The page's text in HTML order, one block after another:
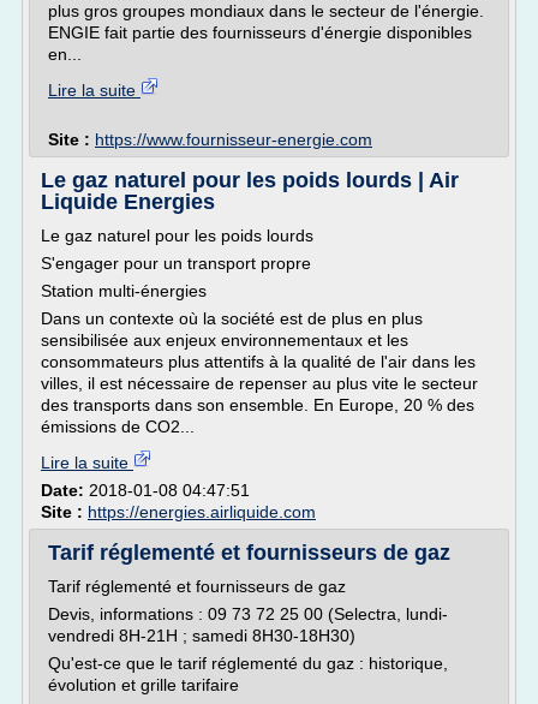
plus gros groupes mondiaux dans le secteur de l'énergie.
ENGIE fait partie des fournisseurs d'énergie disponibles
en...
Lire la suite
Site : https://www.fournisseur-energie.com
Le gaz naturel pour les poids lourds | Air
Liquide Energies
Le gaz naturel pour les poids lourds
S'engager pour un transport propre
Station multi-énergies
Dans un contexte où la société est de plus en plus
sensibilisée aux enjeux environnementaux et les
consommateurs plus attentifs à la qualité de l'air dans les
villes, il est nécessaire de repenser au plus vite le secteur
des transports dans son ensemble. En Europe, 20 % des
émissions de CO2...
Lire la suite
Date: 2018-01-08 04:47:51
Site : https://energies.airliquide.com
Tarif réglementé et fournisseurs de gaz
Tarif réglementé et fournisseurs de gaz
Devis, informations : 09 73 72 25 00 (Selectra, lundi-
vendredi 8H-21H ; samedi 8H30-18H30)
Qu'est-ce que le tarif réglementé du gaz : historique,
évolution et grille tarifaire